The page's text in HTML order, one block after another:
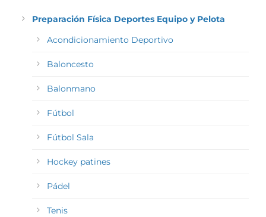
Preparación Física Deportes Equipo y Pelota
Acondicionamiento Deportivo
Baloncesto
Balonmano
Fútbol
Fútbol Sala
Hockey patines
Pádel
Tenis